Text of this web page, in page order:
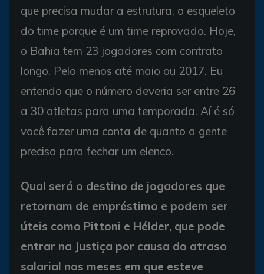
que precisa mudar a estrutura, o esqueleto
do time porque é um time reprovado. Hoje,
o Bahia tem 23 jogadores com contrato
longo. Pelo menos até maio ou 2017. Eu
entendo que o número deveria ser entre 26
a 30 atletas para uma temporada. Aí é só
você fazer uma conta de quanto a gente
precisa para fechar um elenco.
Qual será o destino de jogadores que
retornam de empréstimo e podem ser
úteis como Pittoni e Hélder, que pode
entrar na Justiça por causa do atraso
salarial nos meses em que esteve